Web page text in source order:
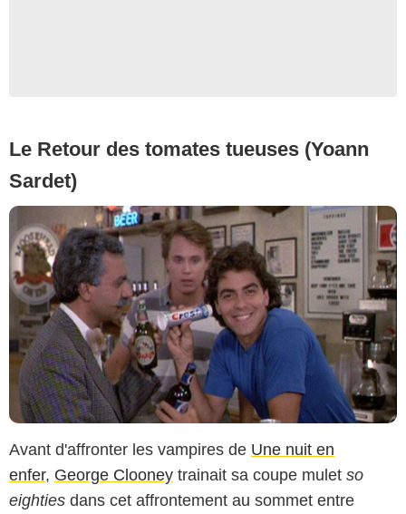
Le Retour des tomates tueuses (Yoann
Sardet)
Avant d'affronter les vampires de Une nuit en
enfer, George Clooney trainait sa coupe mulet so
eighties dans cet affrontement au sommet entre